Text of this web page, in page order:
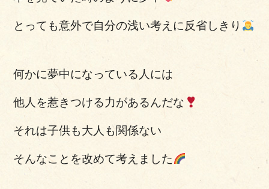
とっても意外で自分の浅い考えに反省しきり
何かに夢中になっている人には
他人を惹きつける力があるんだな
それは子供も大人も関係ない
そんなことを改めて考えました